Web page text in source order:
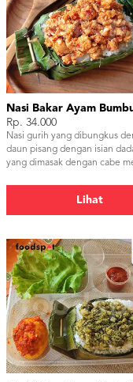
Rp. 34.000
Nasi gurih yang dibungkus
daun pisang dengan isian
yang dimasak dengan cabe
Lihat